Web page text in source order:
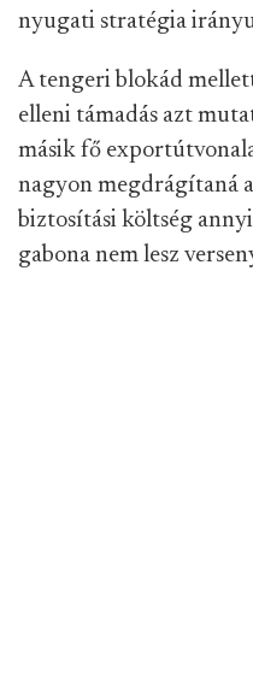
nyugati stratégia
A tengeri blokád
elleni támadás azt
másik fő
nagyon megdrágítaná
biztosítási költség
gabona nem lesz